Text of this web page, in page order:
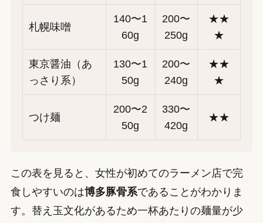
札幌味噌
140〜1
60g
200〜
250g
★★
★
東京醤油（あ
っさり系）
130〜1
50g
200〜
240g
★★
★
つけ麺
200〜2
50g
330〜
420g
★★
この表を見ると、女性が初めてのラーメン店で完
食しやすいのは博多豚骨系であることがわかりま
す。替え玉文化があるため一杯あたりの麺量が少